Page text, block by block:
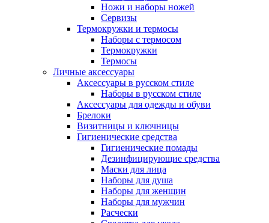
Ножи и наборы ножей
Сервизы
Термокружки и термосы
Наборы с термосом
Термокружки
Термосы
Личные аксессуары
Аксессуары в русском стиле
Наборы в русском стиле
Аксессуары для одежды и обуви
Брелоки
Визитницы и ключницы
Гигиенические средства
Гигиенические помады
Дезинфицирующие средства
Маски для лица
Наборы для душа
Наборы для женщин
Наборы для мужчин
Расчески